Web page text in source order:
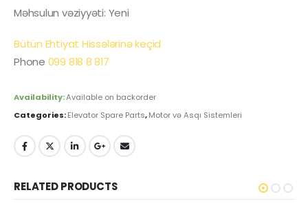
Məhsulun vəziyyəti: Yeni
Bütün Ehtiyat Hissələrinə keçid
Phone 099 818 8 817
Availability:Available on backorder
Categories:Elevator Spare Parts,Motor və Asqı Sistemleri
RELATED PRODUCTS